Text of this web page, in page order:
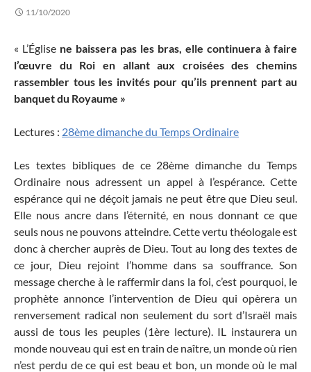
11/10/2020
« L’Église ne baissera pas les bras, elle continuera à faire
l’œuvre du Roi en allant aux croisées des chemins
rassembler tous les invités pour qu’ils prennent part au
banquet du Royaume »
Lectures : 28ème dimanche du Temps Ordinaire
Les textes bibliques de ce 28ème dimanche du Temps
Ordinaire nous adressent un appel à l’espérance. Cette
espérance qui ne déçoit jamais ne peut être que Dieu seul.
Elle nous ancre dans l’éternité, en nous donnant ce que
seuls nous ne pouvons atteindre. Cette vertu théologale est
donc à chercher auprès de Dieu. Tout au long des textes de
ce jour, Dieu rejoint l’homme dans sa souffrance. Son
message cherche à le raffermir dans la foi, c’est pourquoi, le
prophète annonce l’intervention de Dieu qui opèrera un
renversement radical non seulement du sort d’Israël mais
aussi de tous les peuples (1ère lecture). IL instaurera un
monde nouveau qui est en train de naître, un monde où rien
n’est perdu de ce qui est beau et bon, un monde où le mal